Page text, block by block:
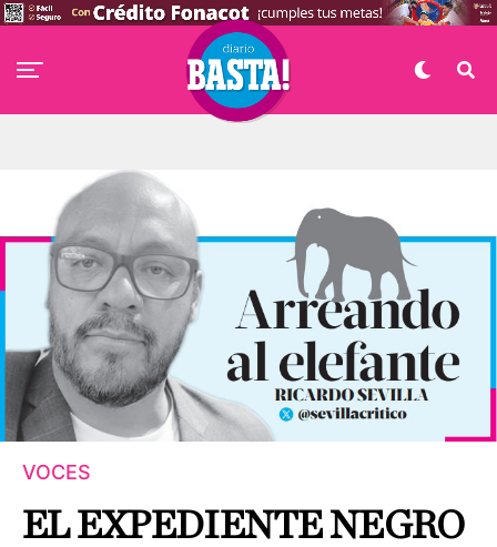
VOCES
EL EXPEDIENTE NEGRO